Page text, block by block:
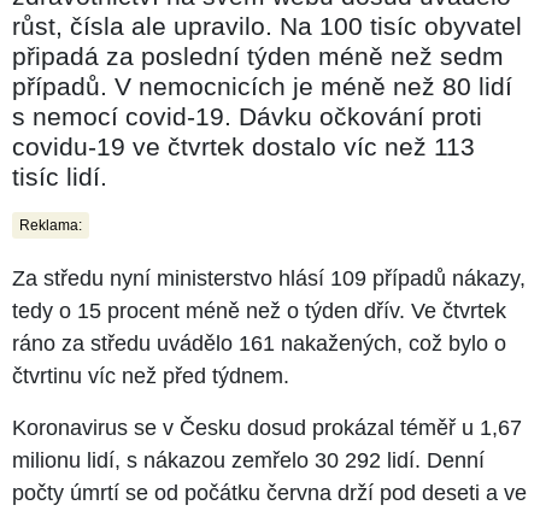
růst, čísla ale upravilo. Na 100 tisíc obyvatel
připadá za poslední týden méně než sedm
případů. V nemocnicích je méně než 80 lidí
s nemocí covid-19. Dávku očkování proti
covidu-19 ve čtvrtek dostalo víc než 113
tisíc lidí.
Reklama:
Za středu nyní ministerstvo hlásí 109 případů nákazy,
tedy o 15 procent méně než o týden dřív. Ve čtvrtek
ráno za středu uvádělo 161 nakažených, což bylo o
čtvrtinu víc než před týdnem.
Koronavirus se v Česku dosud prokázal téměř u 1,67
milionu lidí, s nákazou zemřelo 30 292 lidí. Denní
počty úmrtí se od počátku června drží pod deseti a ve